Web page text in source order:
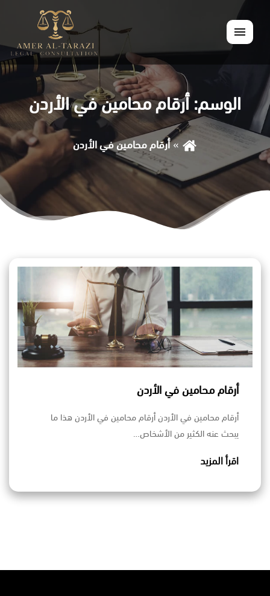
القائمة
الوسم:أرقام محامين في الأردن
أرقام محامين في الأردن
أرقام محامين في الأردن
أرقام محامين في الأردن أرقام محامين في الأردن هذا ما
يبحث عنه الكثير من الأشخاص…
اقرأ المزيد